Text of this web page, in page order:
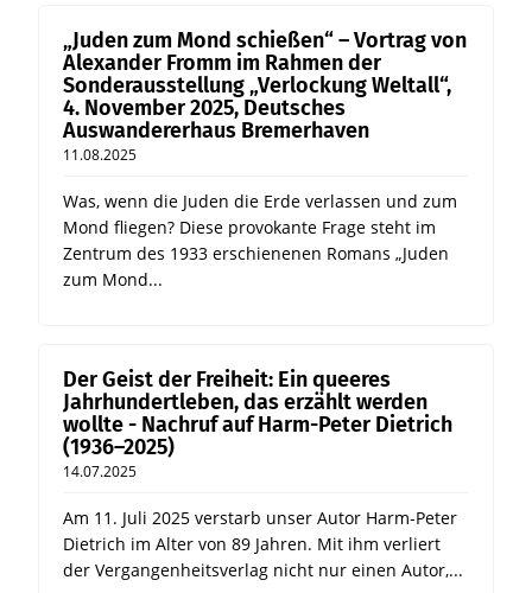
„Juden zum Mond schießen“ – Vortrag von
Alexander Fromm im Rahmen der
Sonderausstellung „Verlockung Weltall“,
4. November 2025, Deutsches
Auswandererhaus Bremerhaven
11.08.2025
Was, wenn die Juden die Erde verlassen und zum
Mond fliegen? Diese provokante Frage steht im
Zentrum des 1933 erschienenen Romans „Juden
zum Mond...
Der Geist der Freiheit: Ein queeres
Jahrhundertleben, das erzählt werden
wollte - Nachruf auf Harm-Peter Dietrich
(1936–2025)
14.07.2025
Am 11. Juli 2025 verstarb unser Autor Harm-Peter
Dietrich im Alter von 89 Jahren. Mit ihm verliert
der Vergangenheitsverlag nicht nur einen Autor,...